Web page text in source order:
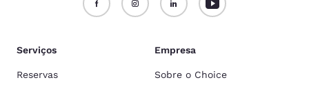
Serviços
Reservas
Empresa
Sobre o Choice